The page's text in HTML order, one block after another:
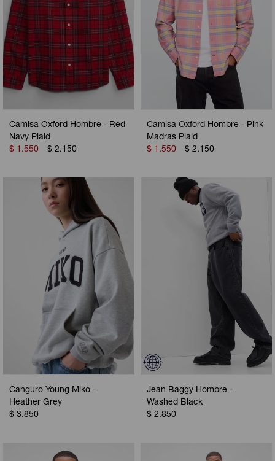
Camisa Oxford Hombre - Red
Navy Plaid
$ 1.550 $ 2.150
Camisa Oxford Hombre - Pink
Madras Plaid
$ 1.550 $ 2.150
Canguro Young Miko -
Heather Grey
$ 3.850
Jean Baggy Hombre -
Washed Black
$ 2.850